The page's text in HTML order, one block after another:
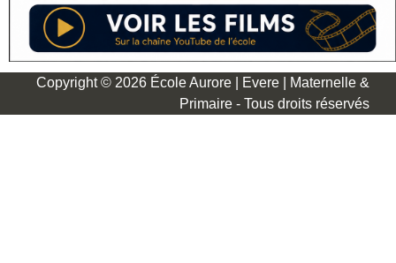
Copyright © 2026 École Aurore | Evere | Maternelle &
Primaire - Tous droits réservés